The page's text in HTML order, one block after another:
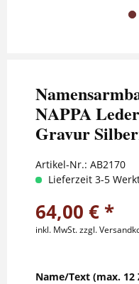
NAPPA
Gravur
Artikel-Nr.: AB2170
Lieferzeit 3-5
64,00 € *
inkl. MwSt.zzgl.
Name/Text (max. 12